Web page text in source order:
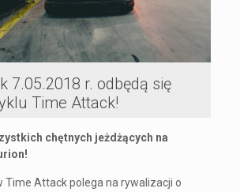
7.05.2018 r. odbędą się
Time Attack!
chętnych jeżdżących na
Time Attack polega na rywalizacji o